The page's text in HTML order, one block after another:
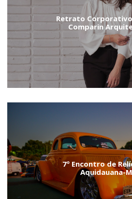
Retrato
Comparin
7º Encontro de
Aquidauana-